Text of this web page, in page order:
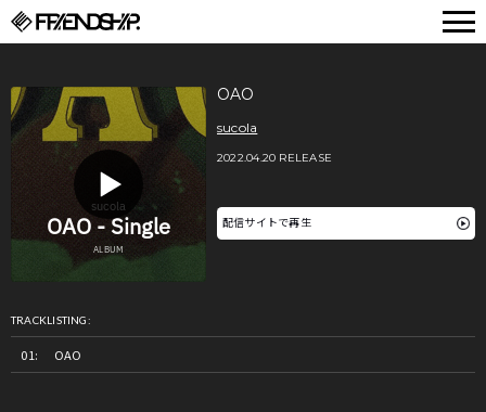
OAO
sucola
2022.04.20 RELEASE
配信サイトで再生
TRACKLISTING:
OAO